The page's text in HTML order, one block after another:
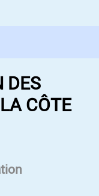
DES
CÔTE